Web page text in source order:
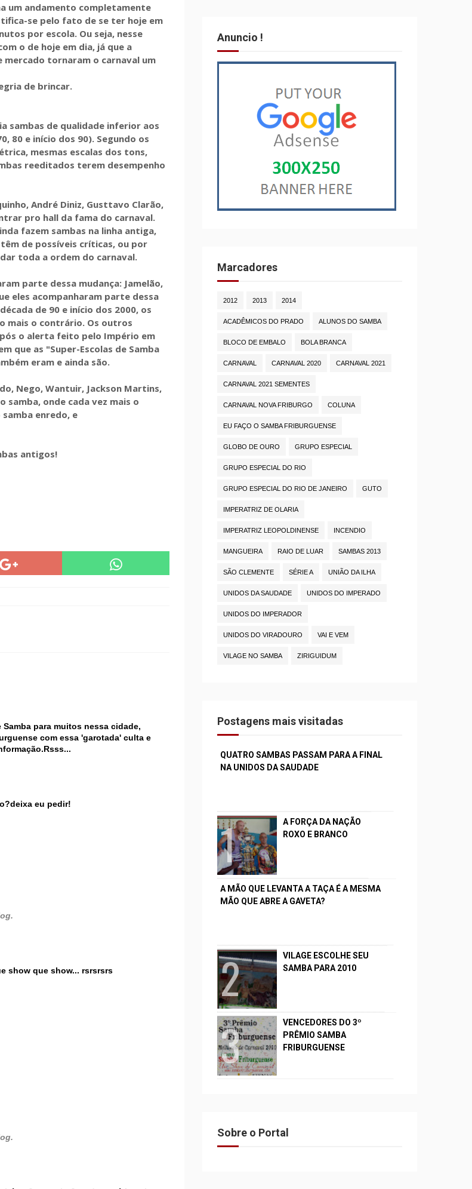
um andamento completamente
se pelo fato de se ter hoje em
por escola. Ou seja, nesse
o de hoje em dia, já que a
mercado tornaram o carnaval um
de brincar.
sambas de qualidade inferior aos
80 e início dos 90). Segundo os
mesmas escalas dos tons,
reeditados terem desempenho
André Diniz, Gusttavo Clarão,
pro hall da fama do carnaval.
fazem sambas na linha antiga,
de possíveis críticas, ou por
toda a ordem do carnaval.
parte dessa mudança: Jamelão,
eles acompanharam parte dessa
de 90 e início dos 2000, os
mais o contrário. Os outros
o alerta feito pelo Império em
que as "Super-Escolas de Samba
eram e ainda são.
Nego, Wantuir, Jackson Martins,
samba, onde cada vez mais o
enredo, e
antigos!
para muitos nessa cidade,
com essa 'garotada' culta e
eu pedir!
show que show... rsrsrsrs
Anuncio !
Marcadores
2012 2013 2014
ACADÊMICOS DO PRADO ALUNOS DO SAMBA
BLOCO DE EMBALO BOLA BRANCA
CARNAVAL CARNAVAL 2020 CARNAVAL 2021
CARNAVAL 2021 SEMENTES
CARNAVAL NOVA FRIBURGO COLUNA
EU FAÇO O SAMBA FRIBURGUENSE
GLOBO DE OURO GRUPO ESPECIAL
GRUPO ESPECIAL DO RIO
GRUPO ESPECIAL DO RIO DE JANEIRO GUTO
IMPERATRIZ DE OLARIA
IMPERATRIZ LEOPOLDINENSE INCENDIO
MANGUEIRA RAIO DE LUAR SAMBAS 2013
SÃO CLEMENTE SÉRIE A UNIÃO DA ILHA
UNIDOS DA SAUDADE UNIDOS DO IMPERADO
UNIDOS DO IMPERADOR
UNIDOS DO VIRADOURO VAI E VEM
VILAGE NO SAMBA ZIRIGUIDUM
Postagens mais visitadas
QUATRO SAMBAS PASSAM PARA A FINAL
NA UNIDOS DA SAUDADE
A FORÇA DA NAÇÃO
ROXO E BRANCO
A MÃO QUE LEVANTA A TAÇA É A MESMA
MÃO QUE ABRE A GAVETA?
VILAGE ESCOLHE SEU
SAMBA PARA 2010
VENCEDORES DO 3º
PRÊMIO SAMBA
FRIBURGUENSE
Sobre o Portal